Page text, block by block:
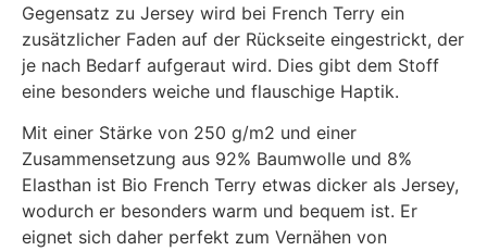
Gegensatz zu Jersey wird bei French Terry ein
zusätzlicher Faden auf der Rückseite eingestrickt, der
je nach Bedarf aufgeraut wird. Dies gibt dem Stoff
eine besonders weiche und flauschige Haptik.
Mit einer Stärke von 250 g/m2 und einer
Zusammensetzung aus 92% Baumwolle und 8%
Elasthan ist Bio French Terry etwas dicker als Jersey,
wodurch er besonders warm und bequem ist. Er
eignet sich daher perfekt zum Vernähen von